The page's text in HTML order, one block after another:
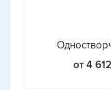
от 4